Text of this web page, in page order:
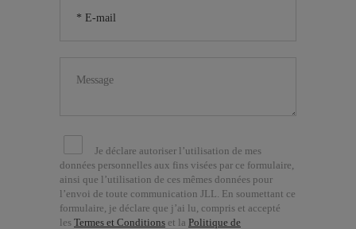
Je déclare autoriser l’utilisation de mes
données personnelles aux fins visées par ce formulaire,
ainsi que l’utilisation de ces mêmes données pour
l’envoi de toute communication JLL. En soumettant ce
formulaire, je déclare que j’ai lu, compris et accepté
les Termes et Conditions et la Politique de